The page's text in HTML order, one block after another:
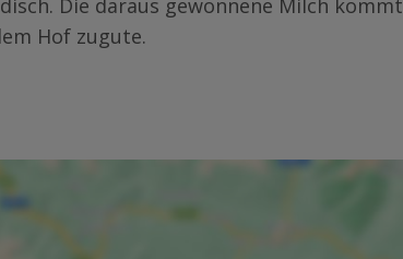
Die daraus gewonnene Milch kommt
Hof zugute.